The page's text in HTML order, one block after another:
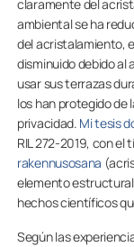
claramente del
ambiental se ha
del acristalamiento,
disminuido debido al
usar sus terrazas
los han protegido de
privacidad. Mi tesis
RIL 272-2019, con el
rakennusosana
elemento
hechos científicos
Según las